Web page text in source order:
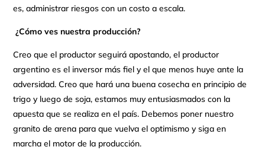
es, administrar riesgos con un costo a escala.
¿Cómo ves nuestra producción?
Creo que el productor seguirá apostando, el productor
argentino es el inversor más fiel y el que menos huye ante la
adversidad. Creo que hará una buena cosecha en principio de
trigo y luego de soja, estamos muy entusiasmados con la
apuesta que se realiza en el país. Debemos poner nuestro
granito de arena para que vuelva el optimismo y siga en
marcha el motor de la producción.